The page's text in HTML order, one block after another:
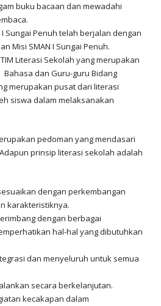
buku bacaan dan mewadahi
Sungai Penuh telah berjalan dengan
Misi SMAN I Sungai Penuh.
Literasi Sekolah yang merupakan
dan Guru-guru Bidang
merupakan pusat dari literasi
siswa dalam melaksanakan
pedoman yang mendasari
prinsip literasi sekolah adalah
dengan perkembangan
karakteristiknya.
dengan berbagai
hal-hal yang dibutuhkan
dan menyeluruh untuk semua
secara berkelanjutan.
kecakapan dalam